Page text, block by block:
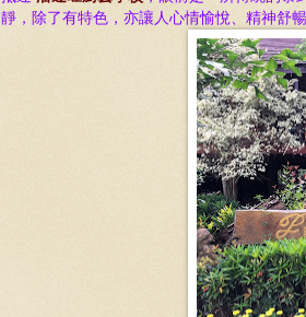
靜，除了有特色，亦讓人心情愉悅、精神舒